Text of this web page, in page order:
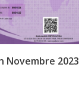
Novembre 2023